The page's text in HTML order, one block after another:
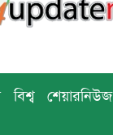
বিশ্ব শেয়ারনিউজ